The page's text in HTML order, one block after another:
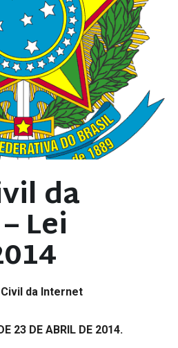
da
Lei
da Internet
23 DE ABRIL DE 2014.